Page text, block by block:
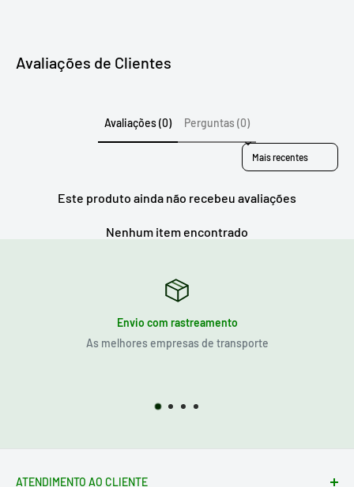
Avaliações de Clientes
Avaliações (0) Perguntas (0)
Sort reviews by
Este produto ainda não recebeu avaliações
Nenhum item encontrado
Envio com rastreamento
As melhores empresas de transporte
ATENDIMENTO AO CLIENTE